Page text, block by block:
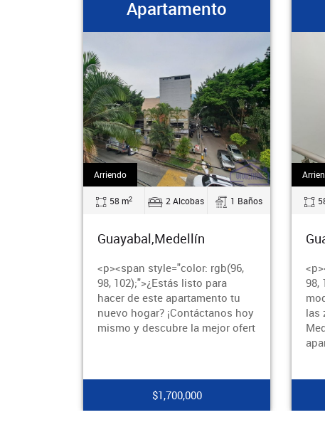
Apartamento
Arriendo
58 m 2 2 Alcobas 1 Baños
Guayabal,Medellín
<p><span style="color: rgb(96,
98, 102);">¿Estás listo para
hacer de este apartamento tu
nuevo hogar? ¡Contáctanos hoy
mismo y descubre la mejor ofert
$1,700,000
Arriendo
58
98,
las